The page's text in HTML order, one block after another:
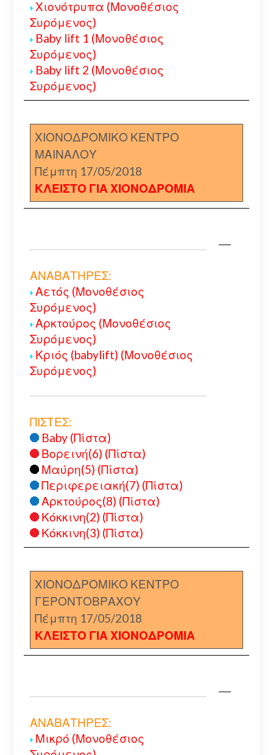
Χιονότρυπα (Μονοθέσιος
Συρόμενος)
Baby lift 1 (Μονοθέσιος
Συρόμενος)
Baby lift 2 (Μονοθέσιος
Συρόμενος)
ΧΙΟΝΟΔΡΟΜΙΚΟ ΚΕΝΤΡΟ
ΜΑΙΝΑΛΟΥ
Πέμπτη 17/05/2018
ΚΛΕΙΣΤΟ ΓΙΑ ΧΙΟΝΟΔΡΟΜΙΑ
ΑΝΑΒΑΤΗΡΕΣ:
Αετός (Μονοθέσιος
Συρόμενος)
Αρκτούρος (Μονοθέσιος
Συρόμενος)
Κριός (babylift) (Μονοθέσιος
Συρόμενος)
ΠΙΣΤΕΣ:
Baby (Πίστα)
Βορεινή(6) (Πίστα)
Μαύρη(5) (Πίστα)
Περιφερειακή(7) (Πίστα)
Αρκτούρος(8) (Πίστα)
Κόκκινη(2) (Πίστα)
Κόκκινη(3) (Πίστα)
ΧΙΟΝΟΔΡΟΜΙΚΟ ΚΕΝΤΡΟ
ΓΕΡΟΝΤΟΒΡΑΧΟΥ
Πέμπτη 17/05/2018
ΚΛΕΙΣΤΟ ΓΙΑ ΧΙΟΝΟΔΡΟΜΙΑ
ΑΝΑΒΑΤΗΡΕΣ:
Μικρό (Μονοθέσιος